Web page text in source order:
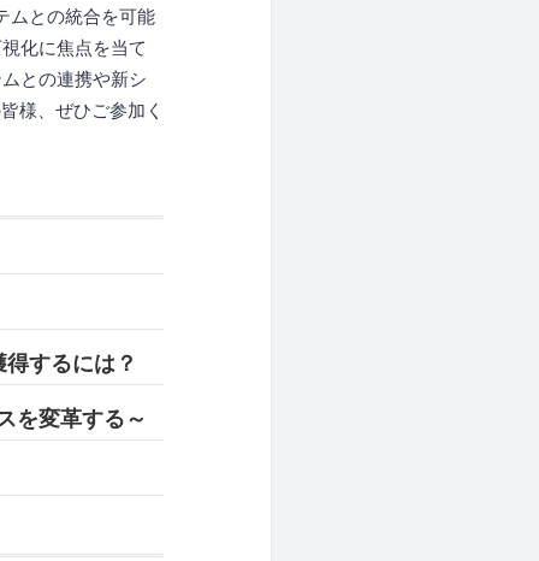
ムとの統合を可能
化に焦点を当て
との連携や新シ
様、ぜひご参加く
するには？
変革する～